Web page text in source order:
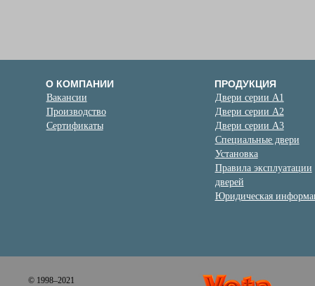
О КОМПАНИИ
Вакансии
Производство
Сертификаты
ПРОДУКЦИЯ
Двери серии А1
Двери серии А2
Двери серии А3
Специальные двери
Установка
Правила эксплуатации
дверей
Юридическая
© 1998–2021